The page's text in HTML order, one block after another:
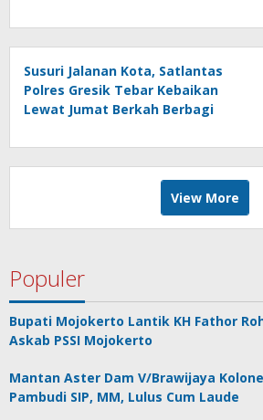
Susuri Jalanan Kota, Satlantas
Polres Gresik Tebar Kebaikan
Lewat Jumat Berkah Berbagi
View More
Populer
Bupati Mojokerto Lantik KH Fathor
Askab PSSI Mojokerto
Mantan Aster Dam V/Brawijaya
Pambudi SIP, MM, Lulus Cum Laude